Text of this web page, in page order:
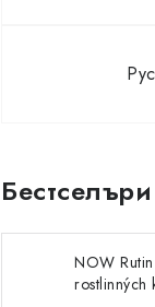
Бестселъри
NOW
rostlinných